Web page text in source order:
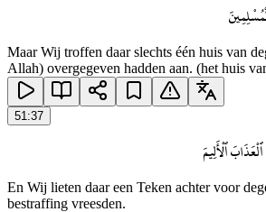
Maar Wij troffen daar slechts één huis van
Allah) overgegeven hadden aan. (het huis
51:37
ٱلْأَلِيمَ
En Wij lieten daar een Teken achter voor
bestraffing vreesden.